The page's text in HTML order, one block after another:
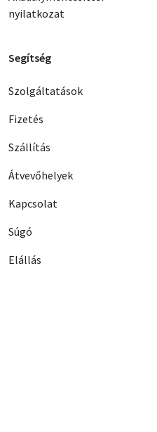
nyilatkozat
Segítség
Szolgáltatások
Fizetés
Szállítás
Átvevőhelyek
Kapcsolat
Súgó
Elállás